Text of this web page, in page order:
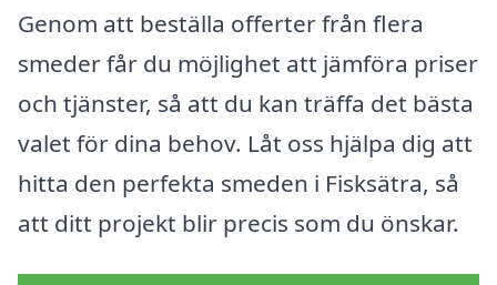
Genom att beställa offerter från flera
smeder får du möjlighet att jämföra priser
och tjänster, så att du kan träffa det bästa
valet för dina behov. Låt oss hjälpa dig att
hitta den perfekta smeden i Fisksätra, så
att ditt projekt blir precis som du önskar.